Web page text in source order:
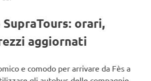
SupraTours: orari,
aggiornati
e comodo per arrivare da Fès a